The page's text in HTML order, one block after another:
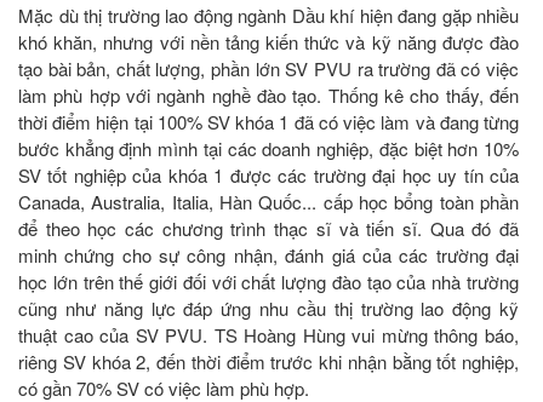
Mặc dù thị trường lao động ngành Dầu khí hiện đang gặp nhiều
khó khăn, nhưng với nền tảng kiến thức và kỹ năng được đào
tạo bài bản, chất lượng, phần lớn SV PVU ra trường đã có việc
làm phù hợp với ngành nghề đào tạo. Thống kê cho thấy, đến
thời điểm hiện tại 100% SV khóa 1 đã có việc làm và đang từng
bước khẳng định mình tại các doanh nghiệp, đặc biệt hơn 10%
SV tốt nghiệp của khóa 1 được các trường đại học uy tín của
Canada, Australia, Italia, Hàn Quốc... cấp học bổng toàn phần
để theo học các chương trình thạc sĩ và tiến sĩ. Qua đó đã
minh chứng cho sự công nhận, đánh giá của các trường đại
học lớn trên thế giới đối với chất lượng đào tạo của nhà trường
cũng như năng lực đáp ứng nhu cầu thị trường lao động kỹ
thuật cao của SV PVU. TS Hoàng Hùng vui mừng thông báo,
riêng SV khóa 2, đến thời điểm trước khi nhận bằng tốt nghiệp,
có gần 70% SV có việc làm phù hợp.